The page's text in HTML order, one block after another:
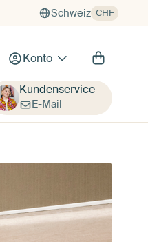
Schweiz CHF
Konto
Kundenservice
E-Mail